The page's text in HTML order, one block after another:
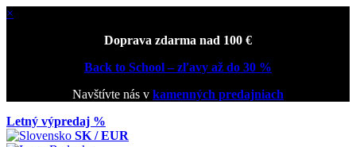
×
Doprava zdarma nad 100 €
Back to School – zľavy až do 30 %
Navštívte nás v kamenných predajniach
Letný výpredaj %
SK / EUR